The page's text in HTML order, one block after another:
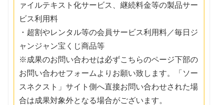
ァイルテキスト化サービス、継続料金等の製品サー
ビス利用料
・超割やレンタル等の会員サービス利用料／毎日ジ
ャンジャン宝くじ商品等
※成果のお問い合わせは必ずこちらのページ下部の
お問い合わせフォームよりお願い致します。「ソー
スネクスト」サイト側へ直接お問い合わせされた場
合は成果対象外となる場合がございます。